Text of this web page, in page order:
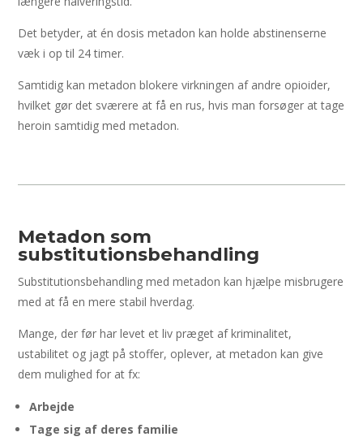
Det betyder, at én dosis metadon kan holde abstinenserne
væk i op til 24 timer.
Samtidig kan metadon blokere virkningen af andre opioider,
hvilket gør det sværere at få en rus, hvis man forsøger at tage
heroin samtidig med metadon.
Metadon som
substitutionsbehandling
Substitutionsbehandling med metadon kan hjælpe misbrugere
med at få en mere stabil hverdag.
Mange, der før har levet et liv præget af kriminalitet,
ustabilitet og jagt på stoffer, oplever, at metadon kan give
dem mulighed for at fx:
Arbejde
Tage sig af deres familie